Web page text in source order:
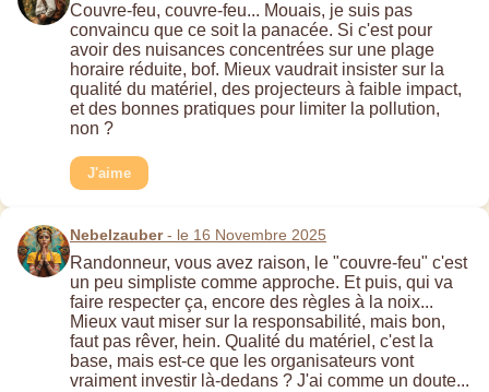
Couvre-feu, couvre-feu... Mouais, je suis pas
convaincu que ce soit la panacée. Si c'est pour
avoir des nuisances concentrées sur une plage
horaire réduite, bof. Mieux vaudrait insister sur la
qualité du matériel, des projecteurs à faible impact,
et des bonnes pratiques pour limiter la pollution,
non ?
J'aime
Nebelzauber- le 16 Novembre 2025
Randonneur, vous avez raison, le "couvre-feu" c'est
un peu simpliste comme approche. Et puis, qui va
faire respecter ça, encore des règles à la noix...
Mieux vaut miser sur la responsabilité, mais bon,
faut pas rêver, hein. Qualité du matériel, c'est la
base, mais est-ce que les organisateurs vont
vraiment investir là-dedans ? J'ai comme un doute...